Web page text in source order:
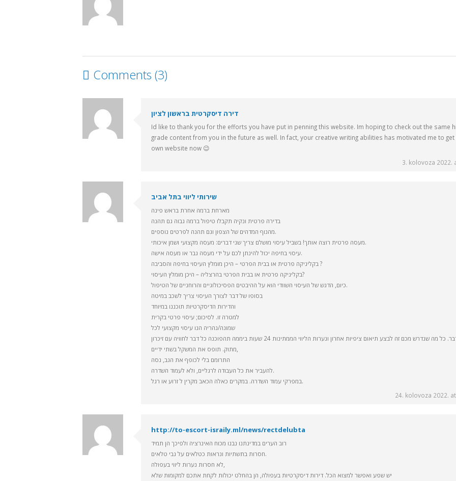
Comments (3)
דירה דיסקרטית בראשון לציון
Id like to thank you for the efforts you have put in penning this website. Im hoping to check out the same
grade content from you in the future as well. In fact, your creative writing abilities has motivated me to get
own website now 😉
3. kolovoza 2022.
שירותי ליווי בתל אביב
מארחת ברמה אחרת בראש פינה
בדירה פרטית ונקיה תקבלו טיפול ברמה גבוה גם תהנה
מהנוף המדהים של הצפון וגם תהנה לפרטים נוספים.
מעסה פרטית רוצה אותך! בשביל עיסוי מושלם צריך שני דברים: מעסה מקצועי ושמן איכותי.
עיסוי בחיפה יכול להינתן לכם על ידי מעסה גבר או מעסה אישה.
בקליניקה פרטית או בבית הפרטי – היכן מומלץ העיסוי בחיפה והסביבה ?
בקליניקה פרטית או בבית הפרטי בהרצליה – היכן מומלץ העיסוי?
כיום, הדגש של העיסוי השוודי הוא על ההיבטים הפסיכולוגיים והרוחניים של הטיפול.
בסופו של דבר לצורך העיסוי צריך לשכב במיטה
והדירות הדיסקרטיות תוכננו במיוחד
למטרה זו. לסיכום; עיסוי פרטי בקרית
שמונה/נהריה הנו עיסוי מקצועי לכל
כל מה שנדרש מכם זה לבצע תיאום ציפיות אחרון ונערות הליווי הממתינות 24 שעות ביממה תהפוכנה כל דבר לחוויה עם זיכרון
התרומם בלי לכופף את הגב, נסה
להעביר את כל העבודה לרגליים, ולא לעמוד השדרה.
במפרקי עמוד השדרה. במקרים כאלה הכאב מקרין ל זרוע או רגל.
24. kolovoza 2022.
http://to-escort-israily.ml/news/rectdelubta
רוב הערים במדינתנו נבנו מכוח האינרציה ולפיכך הן תמיד
חסרות בתשתיות ונראות כטלאים על גבי טלאים.
יש שפע ואפשר למצוא הכל. דירות דיסקרטיות בעפולה, הן בהחלט יכולות לקחת אתכם למקומות שלא